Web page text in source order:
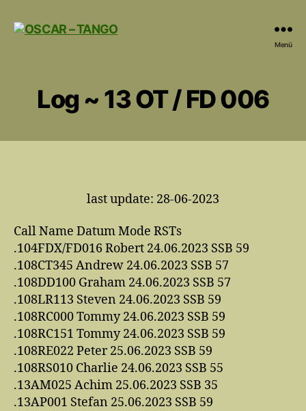
Menü
Log ~ 13 OT / FD 006
last update: 28-06-2023
Call Name Datum Mode RSTs
.104FDX/FD016 Robert 24.06.2023 SSB 59
.108CT345 Andrew 24.06.2023 SSB 57
.108DD100 Graham 24.06.2023 SSB 57
.108LR113 Steven 24.06.2023 SSB 59
.108RC000 Tommy 24.06.2023 SSB 59
.108RC151 Tommy 24.06.2023 SSB 59
.108RE022 Peter 25.06.2023 SSB 59
.108RS010 Charlie 24.06.2023 SSB 55
.13AM025 Achim 25.06.2023 SSB 35
.13AP001 Stefan 25.06.2023 SSB 59